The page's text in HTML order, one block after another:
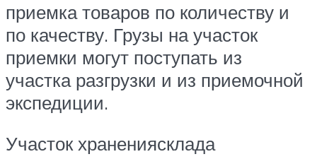
приемка товаров по количеству и
по качеству. Грузы на участок
приемки могут поступать из
участка разгрузки и из приемочной
экспедиции.
Участок хранениясклада